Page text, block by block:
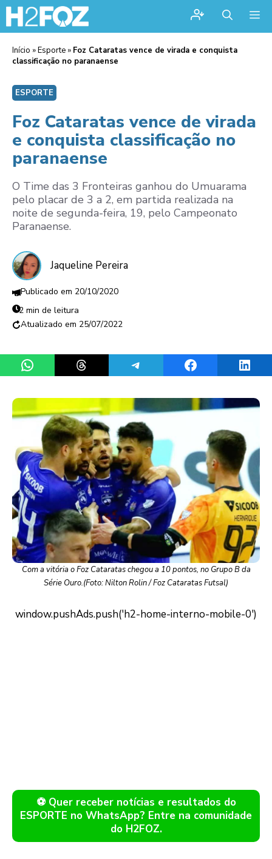
Início »Esporte » Foz Cataratas vence de virada e conquista
classificação no paranaense
ESPORTE
Foz Cataratas vence de virada
e conquista classificação no
paranaense
O Time das 3 Fronteiras ganhou do Umuarama
pelo placar de 3 a 2, em partida realizada na
noite de segunda-feira, 19, pelo Campeonato
Paranaense.
Jaqueline Pereira
20/10/2020
2 min de leitura
25/07/2022
Share on WhatsAppShare on ThreadsShare on TelegramShare on Facebook
Com a vitória o Foz Cataratas chegou a 10 pontos, no Grupo B da
Série Ouro.(Foto: Nilton Rolin / Foz Cataratas Futsal)
⚽ Quer receber notícias e resultados do
ESPORTE no WhatsApp? Entre na comunidade
do H2FOZ.